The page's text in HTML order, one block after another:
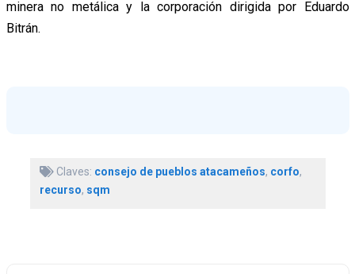
minera no metálica y la corporación dirigida por Eduardo
Bitrán.
Claves: consejo de pueblos atacameños, corfo,
recurso, sqm